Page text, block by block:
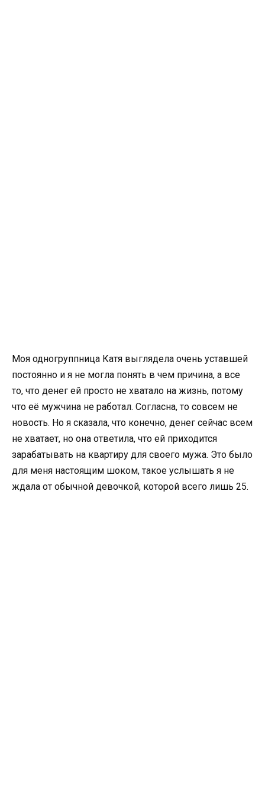
Моя одногруппница Катя выглядела очень уставшей
постоянно и я не могла понять в чем причина, а все
то, что денег ей просто не хватало на жизнь, потому
что её мужчина не работал. Согласна, то совсем не
новость. Но я сказала, что конечно, денег сейчас всем
не хватает, но она ответила, что ей приходится
зарабатывать на квартиру для своего мужа. Это было
для меня настоящим шоком, такое услышать я не
ждала от обычной девочкой, которой всего лишь 25.